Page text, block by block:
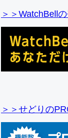
＞＞WatchBell
＞＞せどりの